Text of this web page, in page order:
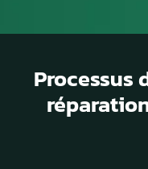
Processus